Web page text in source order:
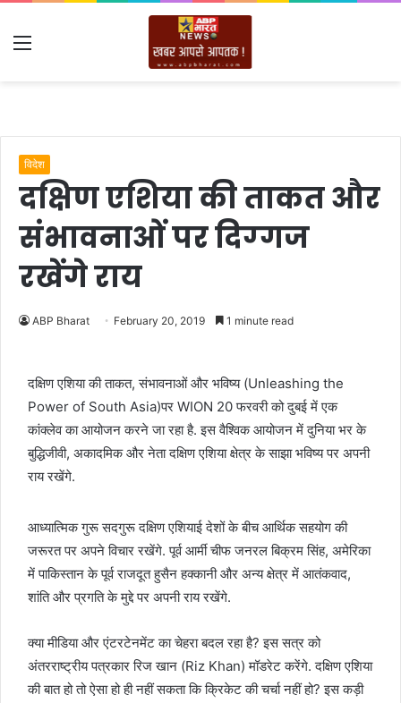
Menu
विदेश
दक्षिण एशिया की ताकत और
संभावनाओं पर दिग्‍गज
रखेंगे राय
ABP Bharat February 20, 2019 1 minute read
दक्षिण एशिया की ताकत, संभावनाओं और भविष्‍य (Unleashing the
Power of South Asia)पर WION 20 फरवरी को दुबई में एक
कांक्‍लेव का आयोजन करने जा रहा है. इस वैश्विक आयोजन में दुनिया भर के
बुद्धिजीवी, अकादमिक और नेता दक्षिण एशिया क्षेत्र के साझा भविष्‍य पर अपनी
राय रखेंगे.
आध्‍यात्मिक गुरू सदगुरू दक्षिण एशियाई देशों के बीच आर्थिक सहयोग की
जरूरत पर अपने विचार रखेंगे. पूर्व आर्मी चीफ जनरल बिक्रम सिंह, अमेरिका
में पाकिस्‍तान के पूर्व राजदूत हुसैन हक्‍कानी और अन्‍य क्षेत्र में आतंकवाद,
शांति और प्रगति के मुद्दे पर अपनी राय रखेंगे.
क्‍या मीडिया और एंटरटेनमेंट का चेहरा बदल रहा है? इस सत्र को
अंतरराष्‍ट्रीय पत्रकार रिज खान (Riz Khan) मॉडरेट करेंगे. दक्षिण एशिया
की बात हो तो ऐसा हो ही नहीं सकता कि क्रिकेट की चर्चा नहीं हो? इस कड़ी